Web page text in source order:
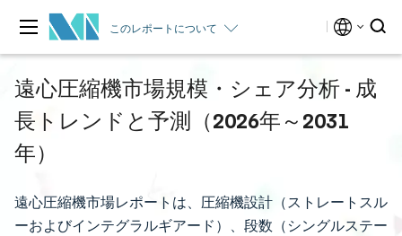
このレポートについて
遠心圧縮機市場規模・シェア分析 - 成
長トレンドと予測（2026年～2031
年）
遠心圧縮機市場レポートは、圧縮機設計（ストレートスル
ーおよびインテグラルギアード）、段数（シングルステー